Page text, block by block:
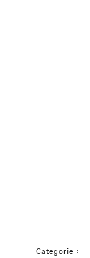
Categorie :